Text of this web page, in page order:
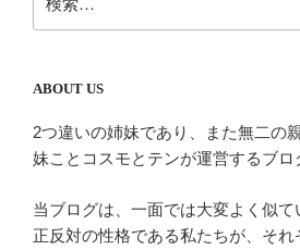
索:
ABOUT US
2つ違いの姉妹であり、また無二の
妹ことコスモとテンが運営するブロ
当ブログは、一面では大変よく似
正反対の性格である私たちが、それ